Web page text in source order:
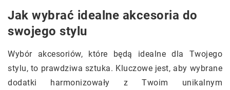
Jak wybrać idealne akcesoria do
swojego stylu
Wybór akcesoriów, które będą idealne dla Twojego
stylu, to prawdziwa sztuka. Kluczowe jest, aby wybrane
dodatki harmonizowały z Twoim unikalnym